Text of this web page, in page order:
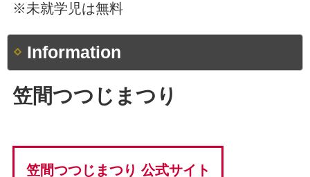
※未就学児は無料
Information
笠間つつじまつり
笠間つつじまつり 公式サイト